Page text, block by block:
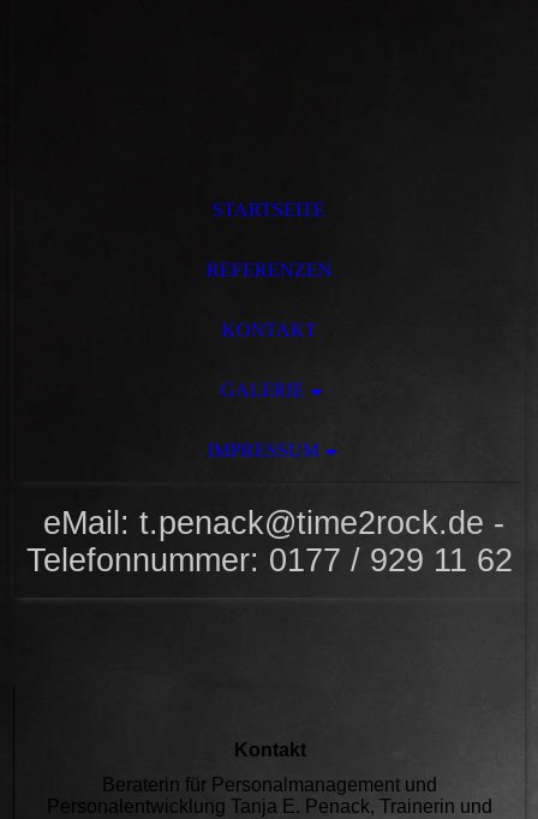
STARTSEITE
REFERENZEN
KONTAKT
GALERIE
IMPRESSUM
eMail: t.penack@time2rock.de -
Telefonnummer: 0177 / 929 11 62
Kontakt
Beraterin für Personalmanagement und
Personalentwicklung Tanja E. Penack, Trainerin und